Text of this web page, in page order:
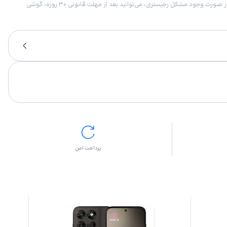
امکان برگشت کالا در گروه موبایل با دلیل “انصراف از خرید“ تنها در صورتی مورد قبول است که پلمب کالا باز نشده باشد. تمام گوشی‌های جی‌اس‌ام ضمانت رجیستری دارند. در صورت وجود مشکل رجیستری، می‌توانید بعد از مهلت قانونی ۳۰ روزه، گوشی
پرداخت امن